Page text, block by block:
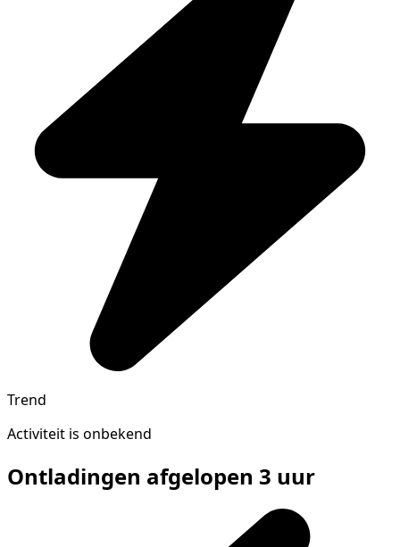
Trend
Activiteit is onbekend
Ontladingen afgelopen 3 uur